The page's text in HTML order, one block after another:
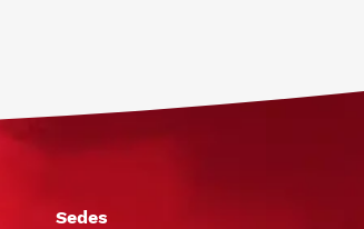
Sedes